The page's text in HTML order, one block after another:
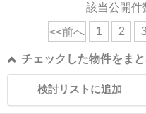
該当公開件
<<前へ 1 2 3
チェックした物件をま
検討リストに追加